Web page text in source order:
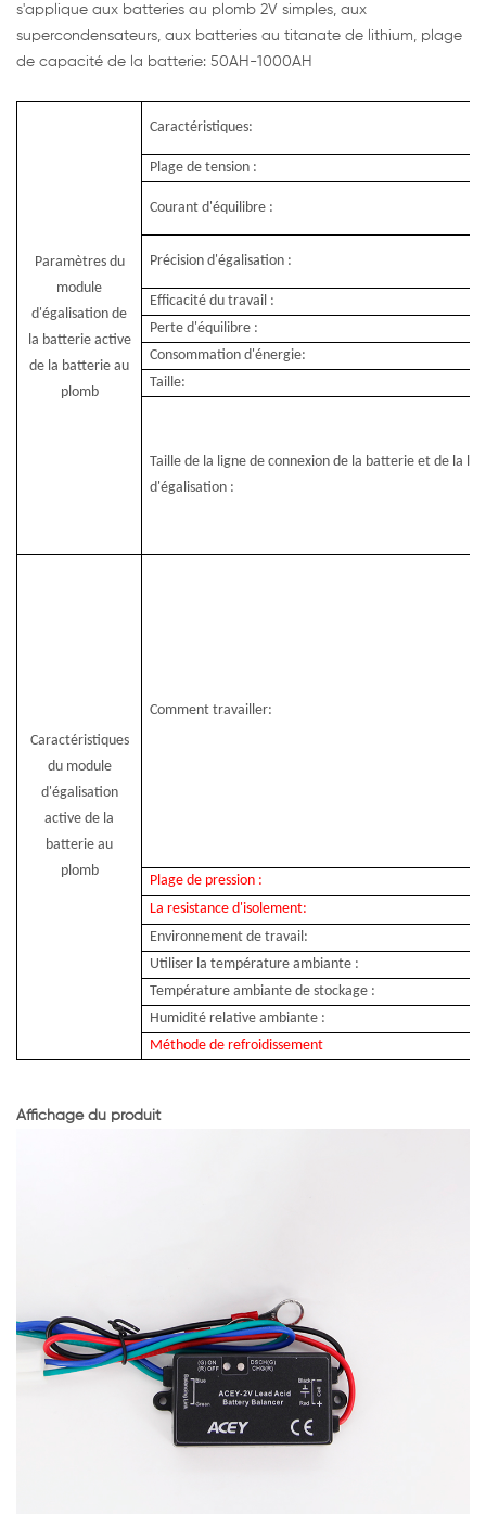
s'applique aux batteries au plomb 2V simples, aux
supercondensateurs, aux batteries au titanate de lithium, plage
de capacité de la batterie: 50AH-1000AH
Paramètres du
module
d'égalisation de
la batterie active
de la batterie au
plomb
Caractéristiques:
Plage de tension :
Courant d'équilibre :
Précision d'égalisation :
Efficacité du travail :
Perte d'équilibre :
Consommation d'énergie:
Taille:
Taille de la ligne de connexion de la batterie et de la
d'égalisation :
Caractéristiques
du module
d'égalisation
active de la
batterie au
plomb
Comment travailler:
Plage de pression :
La resistance d'isolement:
Environnement de travail:
Utiliser la température ambiante :
Température ambiante de stockage :
Humidité relative ambiante :
Méthode de refroidissement
Affichage du produit